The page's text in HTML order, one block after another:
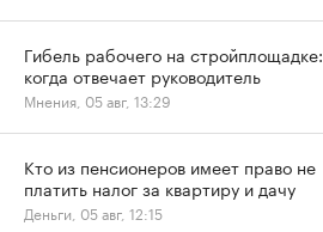
Гибель рабочего на стройплощадке:
когда отвечает руководитель
Мнения, 05 авг, 13:29
Кто из пенсионеров имеет право не
платить налог за квартиру и дачу
Деньги, 05 авг, 12:15